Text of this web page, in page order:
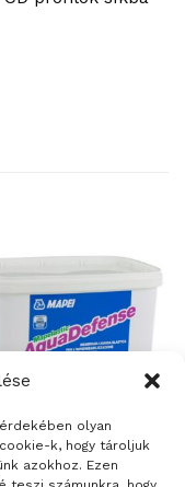
olyan
k, hogy tároljuk
azokhoz. Ezen